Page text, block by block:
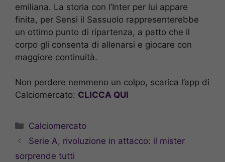
emiliana. La storia con l’Inter per lui appare
finita, per Sensi il Sassuolo rappresenterebbe
un ottimo punto di ripartenza, a patto che il
corpo gli consenta di allenarsi e giocare con
maggiore continuità.
Non perdere nemmeno un colpo, scarica l’app di
Calciomercato: CLICCA QUI
Categorie
Calciomercato
Serie A, rivoluzione in attacco: il mister
sorprende tutti